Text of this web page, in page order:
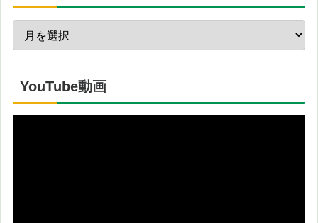
YouTube動画